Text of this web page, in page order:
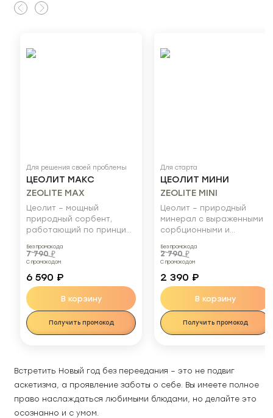
Для решения своей проблемы
ЦЕОЛИТ МАКС
ZEOLITE MAX
Цеолит – мощный
природный сорбент,
работающий по принципу
выводит токсичные
соединения, тяжелые
металлы, вирусы,
патогены, радиоактивные
частицы и химикаты,
одновременно поставляя
организму необходимые
макро- и микроэлементы
С промокодом
6 590 ₽
Без промокода
7 790 ₽
В корзину
Получить промокод
Для старта
ЦЕОЛИТ МИНИ
ZEOLITE MINI
Цеолит – природный
минерал с выраженными
сорбционными и
свойствами. Он
эффективно очищает
организм, удаляя
токсины, соли тяжелых
металлов, вирусы
(особенно опасные
токсические агенты),
бактерии, радиоактивные
необходимыми макро- и
микроэлементами,
восстановлению
С промокодом
2 390 ₽
Без промокода
2 790 ₽
В корзину
Получить промокод
Встретить Новый год без переедания – это не подвиг
аскетизма, а проявление заботы о себе. Вы имеете полное
право наслаждаться любимыми блюдами, но делайте это
осознанно и с умом.